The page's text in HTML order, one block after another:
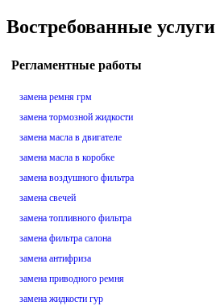
Востребованные услуги
Регламентные работы
замена ремня грм
замена тормозной жидкости
замена масла в двигателе
замена масла в коробке
замена воздушного фильтра
замена свечей
замена топливного фильтра
замена фильтра салона
замена антифриза
замена приводного ремня
замена жидкости гур